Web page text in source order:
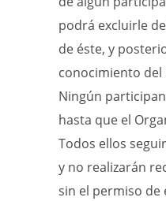
podrá excluirle
de éste, y
conocimiento del
Ningún
hasta que el
Todos ellos
y no realizarán
sin el permiso de